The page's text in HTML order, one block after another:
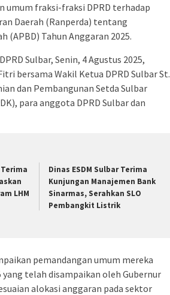
umum fraksi-fraksi DPRD terhadap
Daerah (Ranperda) tentang
(APBD) Tahun Anggaran 2025.
Sulbar, Senin, 4 Agustus 2025,
bersama Wakil Ketua DPRD Sulbar St.
dan Pembangunan Setda Sulbar
para anggota DPRD Sulbar dan
Terima
LHM
Dinas ESDM Sulbar Terima
Kunjungan Manajemen Bank
Sinarmas, Serahkan SLO
Pembangkit Listrik
pemandangan umum mereka
yang telah disampaikan oleh Gubernur
alokasi anggaran pada sektor